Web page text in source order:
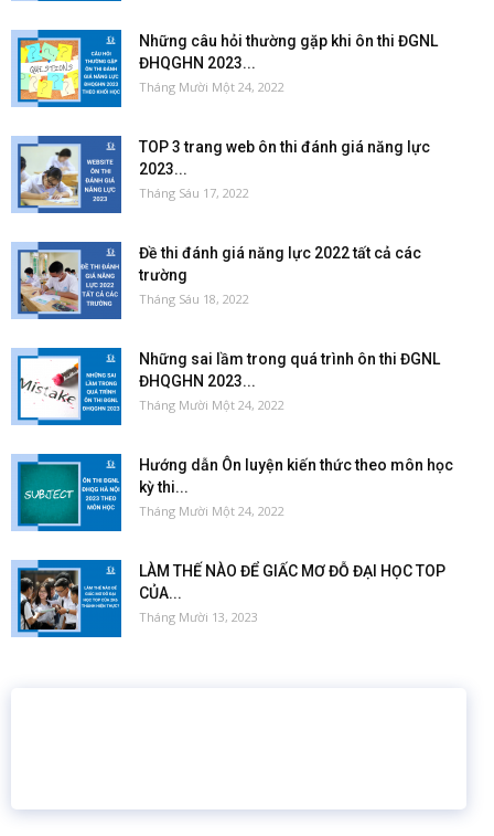
Những câu hỏi thường gặp khi ôn thi ĐGNL
ĐHQGHN 2023...
Tháng Mười Một 24, 2022
TOP 3 trang web ôn thi đánh giá năng lực
2023...
Tháng Sáu 17, 2022
Đề thi đánh giá năng lực 2022 tất cả các
trường
Tháng Sáu 18, 2022
Những sai lầm trong quá trình ôn thi ĐGNL
ĐHQGHN 2023...
Tháng Mười Một 24, 2022
Hướng dẫn Ôn luyện kiến thức theo môn học
kỳ thi...
Tháng Mười Một 24, 2022
LÀM THẾ NÀO ĐỂ GIẤC MƠ ĐỖ ĐẠI HỌC TOP
CỦA...
Tháng Mười 13, 2023